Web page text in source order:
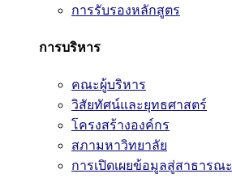
การรับรองหลักสูตร
การบริหาร
คณะผู้บริหาร
วิสัยทัศน์และยุทธศาสตร์
โครงสร้างองค์กร
สภามหาวิทยาลัย
การเปิดเผยข้อมูลสู่สาธารณะ